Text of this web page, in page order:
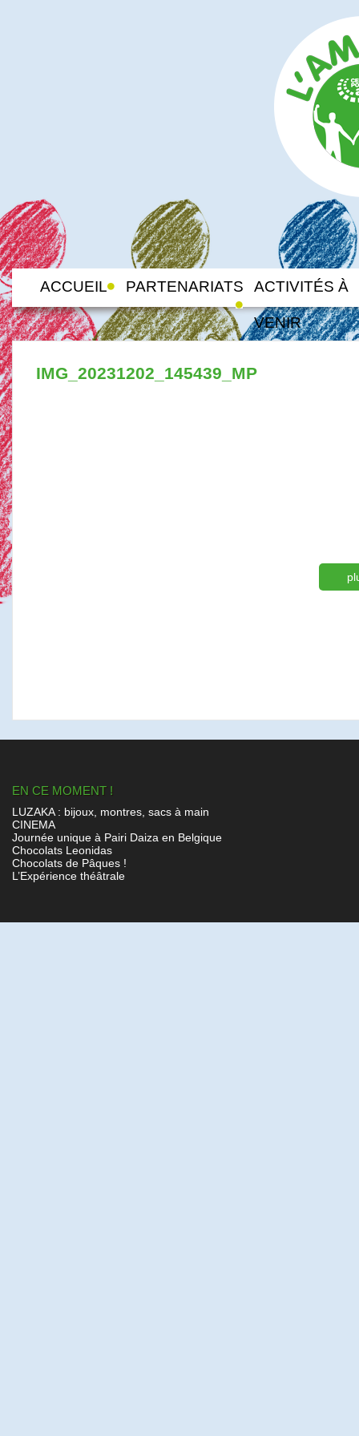
ACCUEIL PARTENARIATS ACTIVITÉS À
VENIR
IMG_20231202_145439_MP
EN CE MOMENT !
LUZAKA : bijoux, montres, sacs à main
CINEMA
Journée unique à Pairi Daiza en Belgique
Chocolats Leonidas
Chocolats de Pâques !
L’Expérience théâtrale